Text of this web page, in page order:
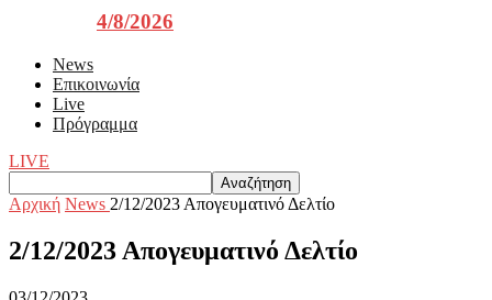
4/8/2026
News
Επικοινωνία
Live
Πρόγραμμα
LIVE
Αρχική News 2/12/2023 Aπογευματινό Δελτίο
2/12/2023 Aπογευματινό Δελτίο